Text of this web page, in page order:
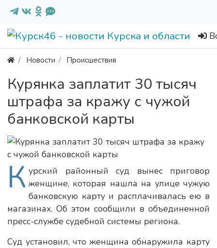
Новости Происшествия
Курянка заплатит 30 тысяч
штрафа за кражу с чужой
банковской карты
К урский районный суд вынес приговор
женщине, которая нашла на улице чужую
банковскую карту и расплачивалась ею в
магазинах. Об этом сообщили в объединенной
пресс-службе судебной системы региона.
Суд установил, что женщина обнаружила карту